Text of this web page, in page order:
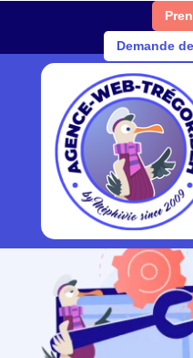
Demande